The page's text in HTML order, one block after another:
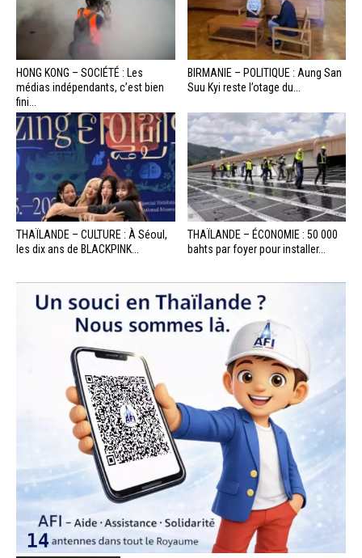
HONG KONG – SOCIÉTÉ : Les
médias indépendants, c’est bien
fini...
BIRMANIE – POLITIQUE : Aung San
Suu Kyi reste l’otage du...
THAÏLANDE – CULTURE : À Séoul,
les dix ans de BLACKPINK...
THAÏLANDE – ÉCONOMIE : 50 000
bahts par foyer pour installer...